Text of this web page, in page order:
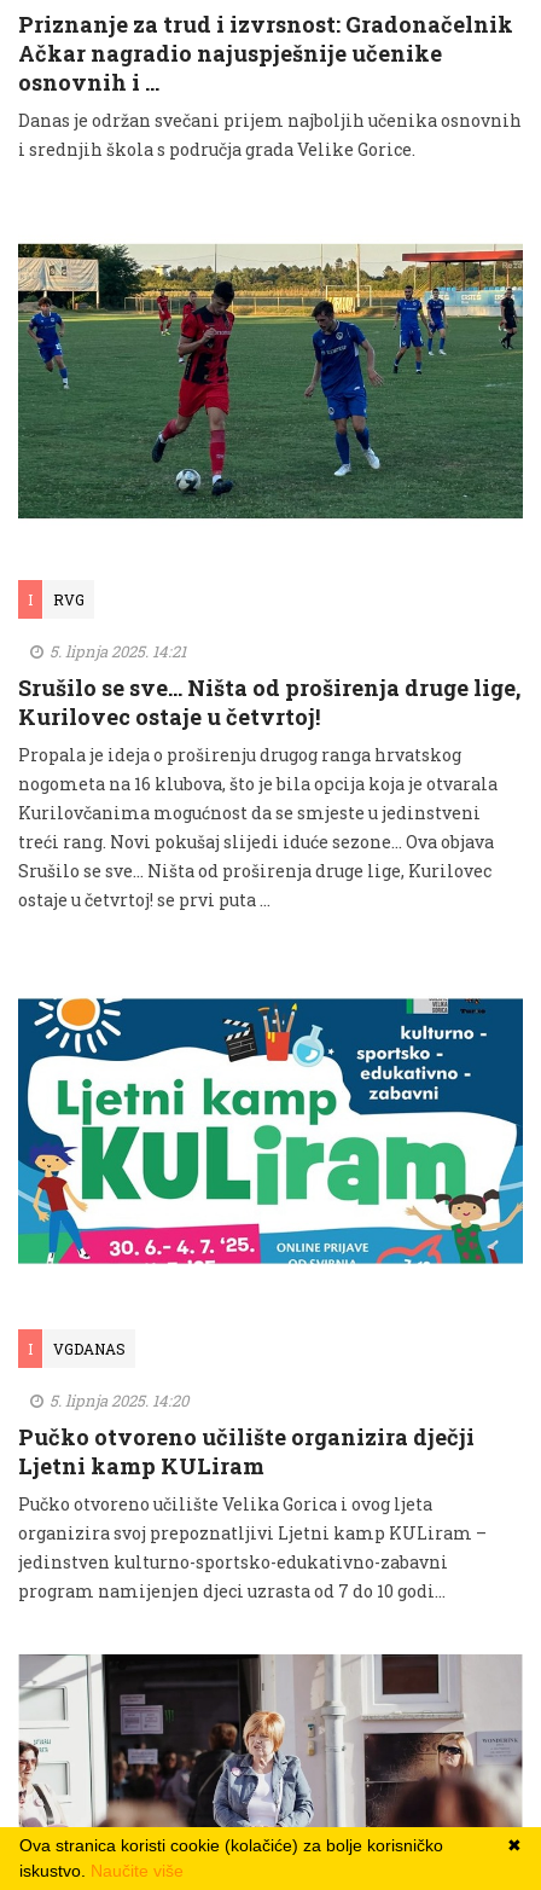
Priznanje za trud i izvrsnost: Gradonačelnik
Ačkar nagradio najuspješnije učenike
osnovnih i …
Danas je održan svečani prijem najboljih učenika osnovnih
i srednjih škola s područja grada Velike Gorice.
I RVG
5. lipnja 2025. 14:21
Srušilo se sve… Ništa od proširenja druge lige,
Kurilovec ostaje u četvrtoj!
Propala je ideja o proširenju drugog ranga hrvatskog
nogometa na 16 klubova, što je bila opcija koja je otvarala
Kurilovčanima mogućnost da se smjeste u jedinstveni
treći rang. Novi pokušaj slijedi iduće sezone... Ova objava
Srušilo se sve… Ništa od proširenja druge lige, Kurilovec
ostaje u četvrtoj! se prvi puta …
I VGDANAS
5. lipnja 2025. 14:20
Pučko otvoreno učilište organizira dječji
Ljetni kamp KULiram
Pučko otvoreno učilište Velika Gorica i ovog ljeta
organizira svoj prepoznatljivi Ljetni kamp KULiram –
jedinstven kulturno-sportsko-edukativno-zabavni
program namijenjen djeci uzrasta od 7 do 10 godi...
✖
Ova stranica koristi cookie (kolačiće) za bolje korisničko
iskustvo. Naučite više